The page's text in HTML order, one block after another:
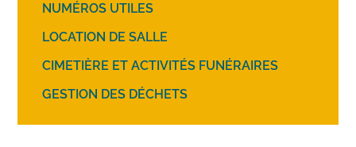
NUMÉROS UTILES
LOCATION DE SALLE
CIMETIÈRE ET ACTIVITÉS FUNÉRAIRES
GESTION DES DÉCHETS